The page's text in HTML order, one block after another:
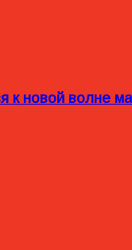
к новой волне